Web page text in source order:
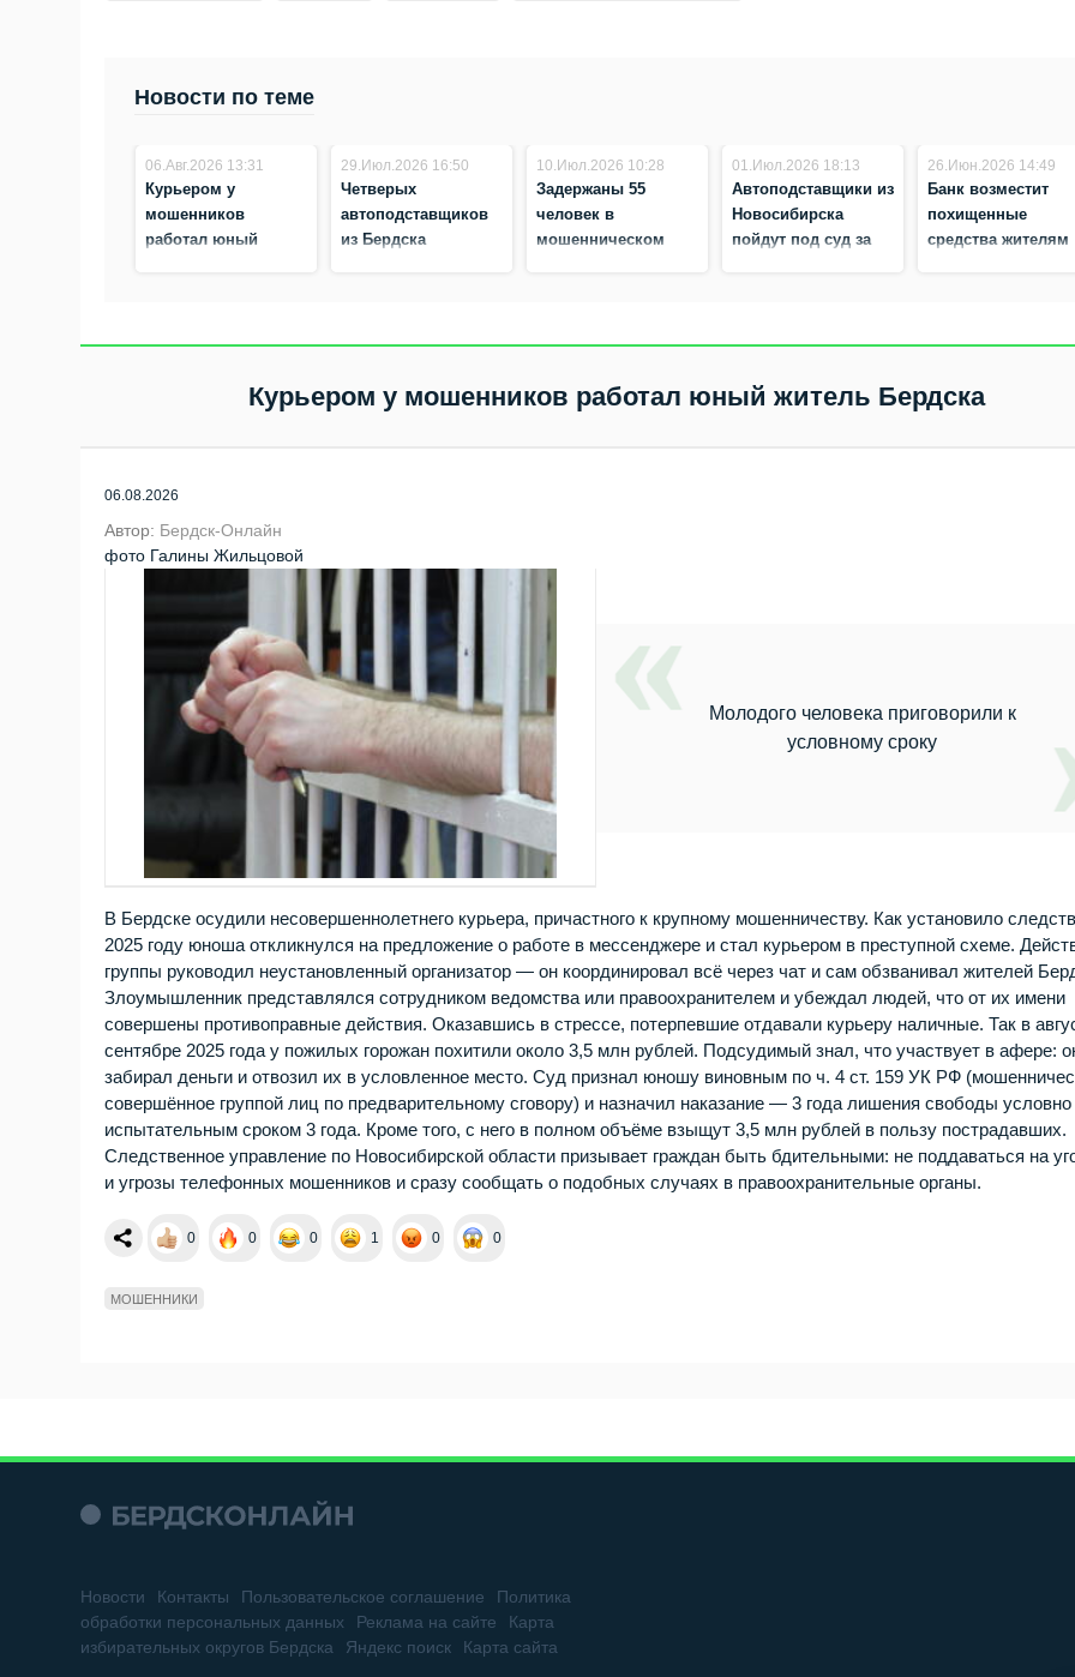
Новости по теме
06.Авг.2026 13:31
Курьером у
мошенников
работал юный
29.Июл.2026 16:50
Четверых
автоподставщиков
из Бердска
10.Июл.2026 10:28
Задержаны 55
человек в
мошенническом
01.Июл.2026 18:13
Автоподставщики из
Новосибирска
пойдут под суд за
26.Июн.2026 14:49
Банк возместит
похищенные
средства жителям
Курьером у мошенников работал юный житель Бердска
06.08.2026
Автор: Бердск-Онлайн
фото Галины Жильцовой
Молодого человека приговорили к
условному сроку
В Бердске осудили несовершеннолетнего курьера, причастного к крупному мошенничеству. Как установило
2025 году юноша откликнулся на предложение о работе в мессенджере и стал курьером в преступной схеме.
группы руководил неустановленный организатор — он координировал всё через чат и сам обзванивал жителей
Злоумышленник представлялся сотрудником ведомства или правоохранителем и убеждал людей, что от их имени
совершены противоправные действия. Оказавшись в стрессе, потерпевшие отдавали курьеру наличные. Так в
сентябре 2025 года у пожилых горожан похитили около 3,5 млн рублей. Подсудимый знал, что участвует в афере:
забирал деньги и отвозил их в условленное место. Суд признал юношу виновным по ч. 4 ст. 159 УК РФ
совершённое группой лиц по предварительному сговору) и назначил наказание — 3 года лишения свободы условно
испытательным сроком 3 года. Кроме того, с него в полном объёме взыщут 3,5 млн рублей в пользу пострадавших.
Следственное управление по Новосибирской области призывает граждан быть бдительными: не поддаваться на
и угрозы телефонных мошенников и сразу сообщать о подобных случаях в правоохранительные органы.
0 0 0 1 0 0
МОШЕННИКИ
Новости Контакты Пользовательское соглашение
Политика
обработки персональных данных
Реклама на сайте
Карта
избирательных округов Бердска
Яндекс поиск Карта сайта